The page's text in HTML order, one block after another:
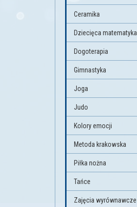
Ceramika
Dziecięca matematyka
Dogoterapia
Gimnastyka
Joga
Judo
Kolory emocji
Metoda krakowska
Piłka nożna
Tańce
Zajęcia wyrównawcze